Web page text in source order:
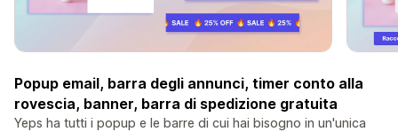
Popup email, barra degli annunci, timer conto alla
rovescia, banner, barra di spedizione gratuita
Yeps ha tutti i popup e le barre di cui hai bisogno in un'unica